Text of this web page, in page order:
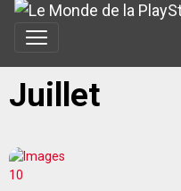
Juillet